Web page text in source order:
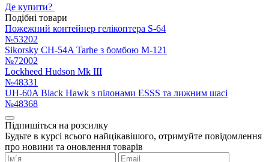
Де купити?
Подібні товари
Пожежний контейнер гелікоптера S-64
№53202
Sikorsky CH-54A Tarhe з бомбою M-121
№72002
Lockheed Hudson Mk III
№48331
UH-60A Black Hawk з пілонами ESSS та лижним шасі
№48368
Підпишіться на розсилку
Будьте в курсі всього найцікавішого, отримуйте повідомлення
про новини та оновлення товарів